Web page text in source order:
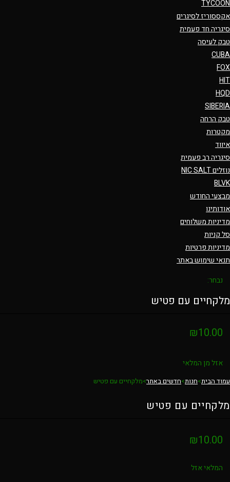
TYCOON
אקססוריז לסיגרים
סיגריה חד פעמית
טבק לעיסה
CUBA
FOX
HIT
HQD
SIBERIA
טבק הרחה
מקטרות
איווד
סיגריה רב פעמית
נוזלים NIC SALT
BLVK
מבצעי החודש
אודותינו
מדיניות משלוחים
סל קניות
מדיניות פרטיות
תנאי שימוש באתר
נבחר:
מלקחיים עם פטיש
₪10.00
אזל מן המלאי
עמוד הבית>חנות>חדשים באתר>מלקחיים עם פטיש
מלקחיים עם פטיש
₪10.00
המלאי אזל